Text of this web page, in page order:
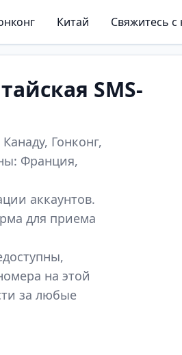
Китай Свяжитесь с
SMS-
Гонконг,
Франция,
аккаунтов.
для приема
на этой
за любые